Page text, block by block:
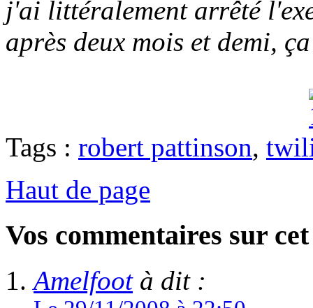
j'ai littéralement arrêté
après deux mois et demi,
Tags : robert pattinson,
Haut de page
Vos commentaires sur
Amelfootà dit :